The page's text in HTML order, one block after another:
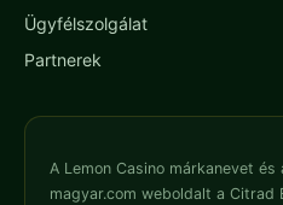
Ügyfélszolgálat
Partnerek
A Lemon Casino márkanevet és
magyar.com weboldalt a Citrad